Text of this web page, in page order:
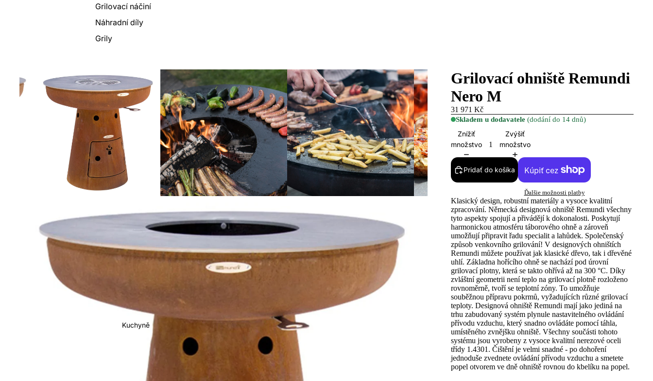
Grilovací náčiní
Náhradní díly
Grily
Kuchyně
Grilovací ohniště Remundi
Nero M
31 971 Kč
Skladem u dodavatele (dodání do 14 dnů)
Znížiť
množstvo
Zvýšiť
množstvo
Pridať do košíka
Ďalšie možnosti platby
Klasický design, robustní materiály a vysoce kvalitní
zpracování. Německá designová ohniště Remundi všechny
tyto aspekty spojují a přivádějí k dokonalosti. Poskytují
harmonickou atmosféru táborového ohně a zároveň
umožňují připravit řadu specialit a lahůdek. Společenský
způsob venkovního grilování! V designových ohništích
Remundi můžete používat jak klasické dřevo, tak i dřevěné
uhlí. Základna hořícího ohně se nachází pod úrovní
grilovací plotny, která se takto ohřívá až na 300 °C. Díky
zvláštní geometrii není teplo na grilovací plotně rozloženo
rovnoměrně, tvoří se teplotní zóny. To umožňuje
souběžnou přípravu pokrmů, vyžadujících různé grilovací
teploty. Designová ohniště Remundi mají jako jediná na
trhu zabudovaný systém plynule nastavitelného ovládání
přívodu vzduchu, který snadno ovládáte pomocí táhla,
umístěného zvnějšku ohniště. Všechny součásti tohoto
systému jsou vyrobeny z vysoce kvalitní nerezové oceli
třídy 1.4301. Čištění je velmi snadné - po dohoření
jednoduše zvednete ovládání přívodu vzduchu a smetete
popel otvorem ve dně ohniště rovnou do kbelíku na popel.